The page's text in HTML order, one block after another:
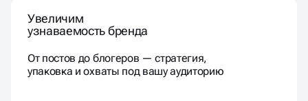
Увеличим
узнаваемость бренда
От постов до блогеров — стратегия,
упаковка и охваты под вашу аудиторию